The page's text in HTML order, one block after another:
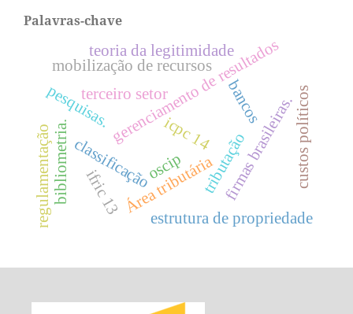
Palavras-chave
classificaçãoÁrea tributáriatributação
gerenciamento de resultados
estrutura de propriedade
firmas brasileiras.
bibliometria.
bancos
regulamentação
pesquisas.
mobilização de recursos
terceiro setor
oscip
teoria da legitimidade
custos políticos
ifric 13
icpc 14